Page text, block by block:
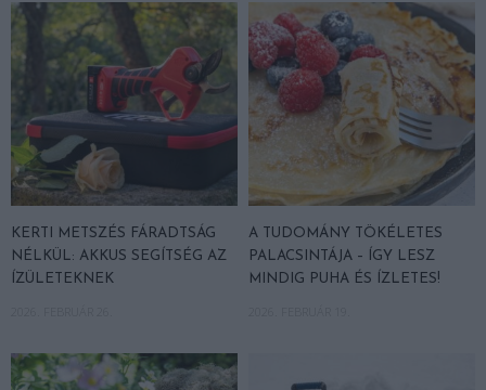
KERTI METSZÉS FÁRADTSÁG
NÉLKÜL: AKKUS SEGÍTSÉG AZ
ÍZÜLETEKNEK
A TUDOMÁNY TÖKÉLETES
PALACSINTÁJA – ÍGY LESZ
MINDIG PUHA ÉS ÍZLETES!